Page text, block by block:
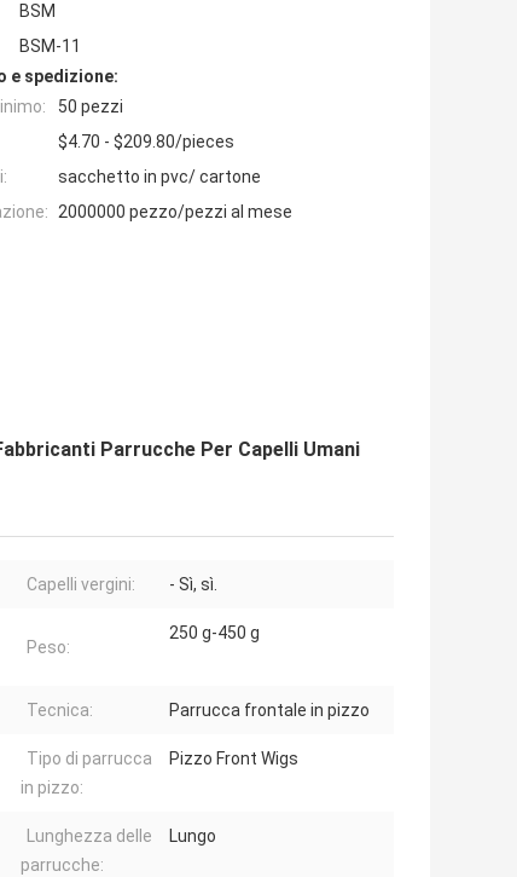
BSM
BSM-11
e spedizione:
50 pezzi
$4.70 - $209.80/pieces
sacchetto in pvc/ cartone
2000000 pezzo/pezzi al mese
Parrucche Per Capelli Umani
Capelli vergini: - Sì, sì.
Peso:
250 g-450 g
Tecnica: Parrucca frontale in pizzo
Tipo di parrucca
in pizzo:
Pizzo Front Wigs
Lunghezza delle
parrucche:
Lungo